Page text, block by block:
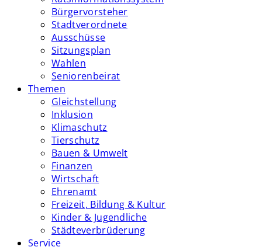
Bürgervorsteher
Stadtverordnete
Ausschüsse
Sitzungsplan
Wahlen
Seniorenbeirat
Themen
Gleichstellung
Inklusion
Klimaschutz
Tierschutz
Bauen & Umwelt
Finanzen
Wirtschaft
Ehrenamt
Freizeit, Bildung & Kultur
Kinder & Jugendliche
Städteverbrüderung
Service